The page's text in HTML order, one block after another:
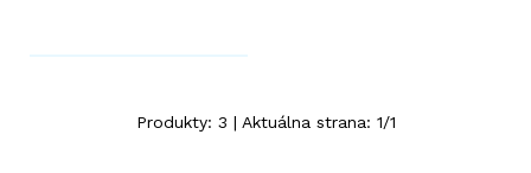
Produkty: 3 | Aktuálna strana: 1/1